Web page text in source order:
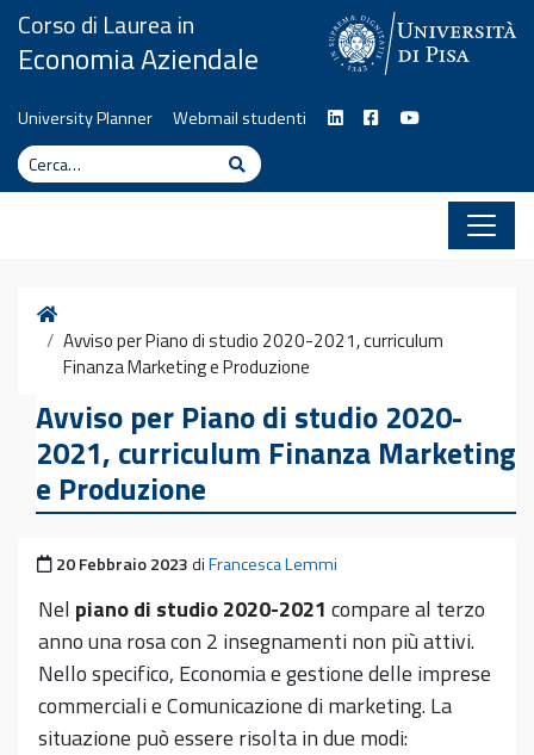
Vai al contenuto
Corso di Laurea in
Economia Aziendale
University Planner
Webmail studenti
Cerca
Cerca
Home
Avviso per Piano di studio 2020-2021, curriculum
Finanza Marketing e Produzione
Avviso per Piano di studio 2020-
2021, curriculum Finanza Marketing
e Produzione
Pubblicato il
20 Febbraio 2023diFrancesca Lemmi
Nel piano di studio 2020-2021 compare al terzo
anno una rosa con 2 insegnamenti non più attivi.
Nello specifico, Economia e gestione delle imprese
commerciali e Comunicazione di marketing. La
situazione può essere risolta in due modi: